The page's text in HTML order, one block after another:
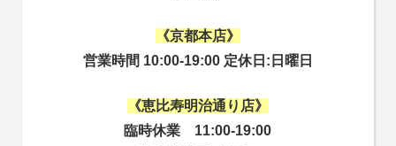
《京都本店》
営業時間 10:00-19:00 定休日:日曜日
《恵比寿明治通り店》
臨時休業 11:00-19:00